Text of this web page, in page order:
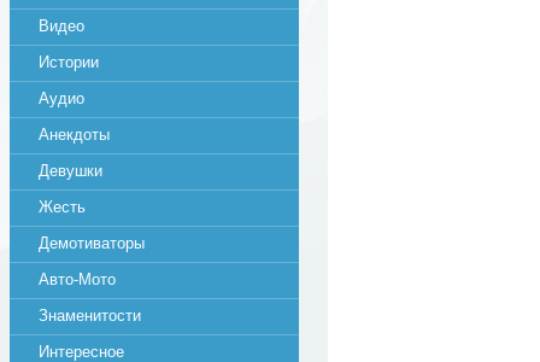
Видео
Истории
Аудио
Анекдоты
Девушки
Жесть
Демотиваторы
Авто-Мото
Знаменитости
Интересное